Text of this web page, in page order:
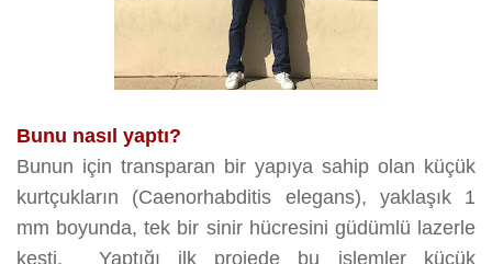
Bunu nasıl yaptı?
Bunun için transparan bir yapıya sahip olan küçük
kurtçukların (Caenorhabditis elegans), yaklaşık 1
mm boyunda, tek bir sinir hücresini güdümlü lazerle
kesti.
Yaptığı ilk projede bu işlemler küçük